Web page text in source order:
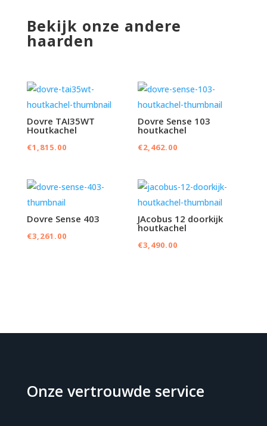
Bekijk onze andere
haarden
Dovre TAI35WT
Houtkachel
€1,815.00
Dovre Sense 103
houtkachel
€2,462.00
Dovre Sense 403
€3,261.00
JAcobus 12 doorkijk
houtkachel
€3,490.00
Onze vertrouwde service